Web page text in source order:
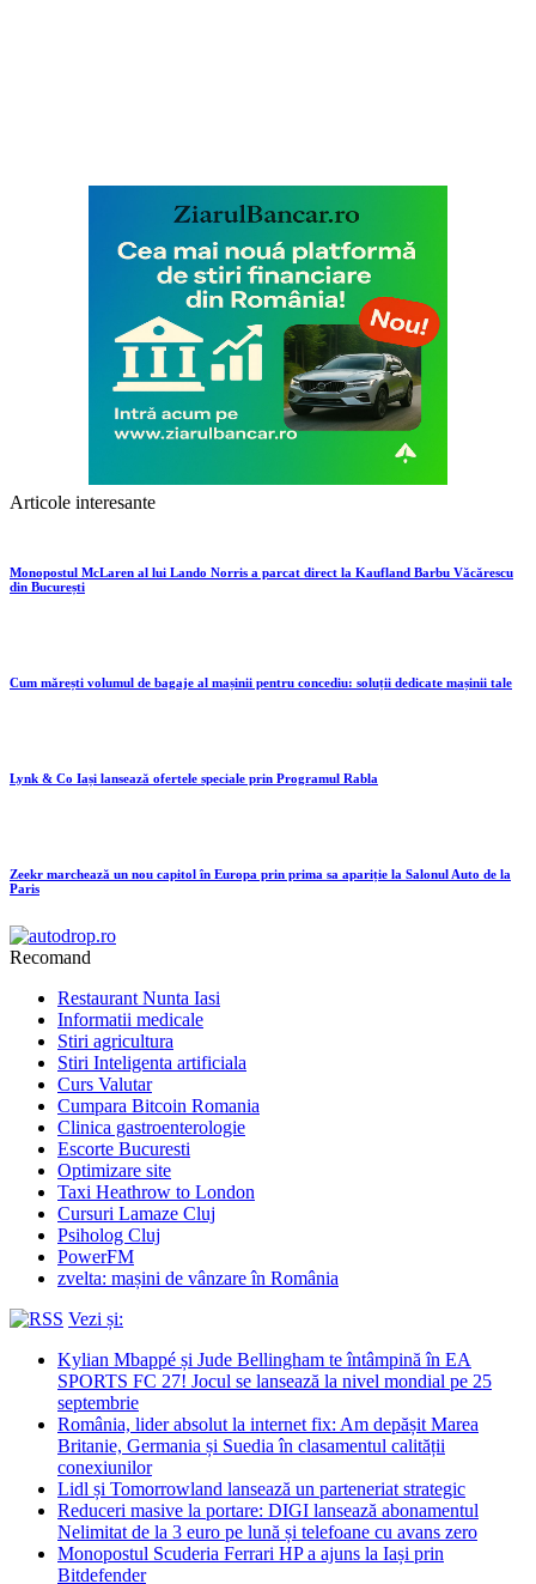
Articole interesante
Monopostul McLaren al lui Lando Norris a parcat direct la Kaufland Barbu Văcărescu
din București
Cum mărești volumul de bagaje al mașinii pentru concediu: soluții dedicate mașinii tale
Lynk & Co Iași lansează ofertele speciale prin Programul Rabla
Zeekr marchează un nou capitol în Europa prin prima sa apariție la Salonul Auto de la
Paris
Recomand
Restaurant Nunta Iasi
Informatii medicale
Stiri agricultura
Stiri Inteligenta artificiala
Curs Valutar
Cumpara Bitcoin Romania
Clinica gastroenterologie
Escorte Bucuresti
Optimizare site
Taxi Heathrow to London
Cursuri Lamaze Cluj
Psiholog Cluj
PowerFM
zvelta: mașini de vânzare în România
Vezi și:
Kylian Mbappé și Jude Bellingham te întâmpină în EA
SPORTS FC 27! Jocul se lansează la nivel mondial pe 25
septembrie
România, lider absolut la internet fix: Am depășit Marea
Britanie, Germania și Suedia în clasamentul calității
conexiunilor
Lidl și Tomorrowland lansează un parteneriat strategic
Reduceri masive la portare: DIGI lansează abonamentul
Nelimitat de la 3 euro pe lună și telefoane cu avans zero
Monopostul Scuderia Ferrari HP a ajuns la Iași prin
Bitdefender